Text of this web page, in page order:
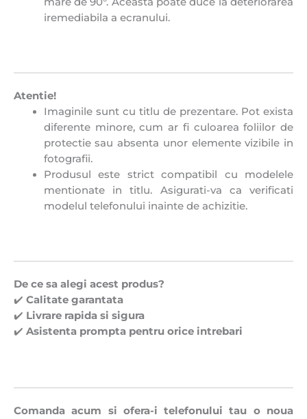
iremediabila a ecranului.
Atentie!
Imaginile sunt cu titlu de prezentare. Pot exista
diferente minore, cum ar fi culoarea foliilor de
protectie sau absenta unor elemente vizibile in
fotografii.
Produsul este strict compatibil cu modelele
mentionate in titlu. Asigurati-va ca verificati
modelul telefonului inainte de achizitie.
De ce sa alegi acest produs?
✔️ Calitate garantata
✔️ Livrare rapida si sigura
✔️ Asistenta prompta pentru orice intrebari
Comanda acum si ofera-i telefonului tau o noua